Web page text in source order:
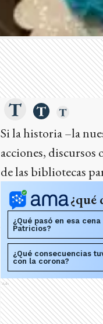
Si la historia –la
acciones, discursos
de las bibliotecas
¿qué
¿Qué pasó en esa
Patricios?
¿Qué consecuencias
con la corona?
Ads